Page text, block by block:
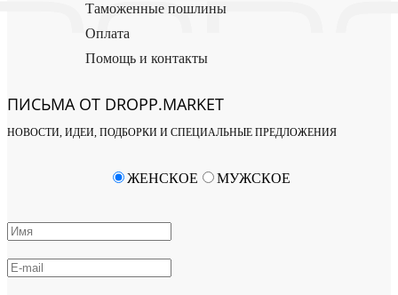
Таможенные пошлины
Оплата
Помощь и контакты
ПИСЬМА ОТ DROPP.MARKET
НОВОСТИ, ИДЕИ, ПОДБОРКИ И СПЕЦИАЛЬНЫЕ ПРЕДЛОЖЕНИЯ
ЖЕНСКОЕ МУЖСКОЕ